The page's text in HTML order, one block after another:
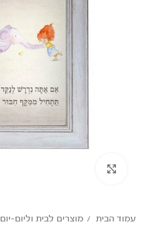
עמוד הבית
מוצרים לבית וליום-יום